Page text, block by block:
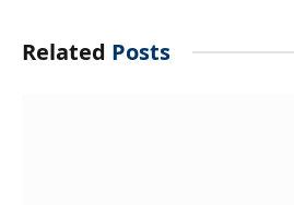
Related Posts